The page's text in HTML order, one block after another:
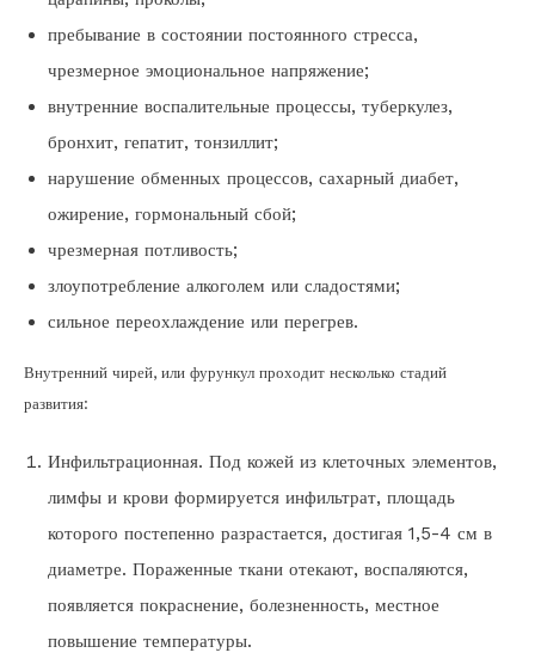
пребывание в состоянии постоянного стресса,
чрезмерное эмоциональное напряжение;
внутренние воспалительные процессы, туберкулез,
бронхит, гепатит, тонзиллит;
нарушение обменных процессов, сахарный диабет,
ожирение, гормональный сбой;
чрезмерная потливость;
злоупотребление алкоголем или сладостями;
сильное переохлаждение или перегрев.
Внутренний чирей, или фурункул проходит несколько стадий
развития:
Инфильтрационная. Под кожей из клеточных элементов,
лимфы и крови формируется инфильтрат, площадь
которого постепенно разрастается, достигая 1,5-4 см в
диаметре. Пораженные ткани отекают, воспаляются,
появляется покраснение, болезненность, местное
повышение температуры.